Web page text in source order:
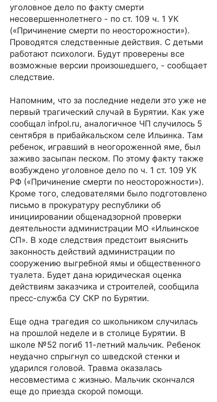
уголовное дело по факту смерти
несовершеннолетнего - по ст. 109 ч. 1 УК
(«Причинение смерти по неосторожности»).
Проводятся следственные действия. С детьми
работают психологи. Будут проверены все
возможные версии произошедшего, - сообщает
следствие.
Напомним, что за последние недели это уже не
первый трагический случай в Бурятии. Как уже
сообщал infpol.ru, аналогичное ЧП случилось 5
сентября в прибайкальском селе Ильинка. Там
ребенок, игравший в неогороженной яме, был
заживо засыпан песком. По этому факту также
возбуждено уголовное дело по ч. 1 ст. 109 УК
РФ («Причинение смерти по неосторожности»).
Кроме того, следователями было подготовлено
письмо в прокуратуру республики об
инициировании общенадзорной проверки
деятельности администрации МО «Ильинское
СП». В ходе следствия предстоит выяснить
законность действий администрации по
сооружению выгребной ямы и общественного
туалета. Будет дана юридическая оценка
действиям заказчика и строителей, сообщила
пресс-служба СУ СКР по Бурятии.
Еще одна трагедия со школьником случилась
на прошлой неделе и в столице Бурятии. В
школе №52 погиб 11-летний мальчик. Ребенок
неудачно спрыгнул со шведской стенки и
ударился головой. Травма оказалась
несовместима с жизнью. Мальчик скончался
еще до приезда скорой помощи.